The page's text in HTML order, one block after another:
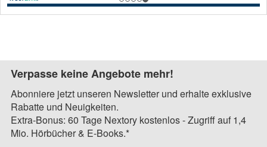
Verpasse keine Angebote mehr!
Abonniere jetzt unseren Newsletter und erhalte exklusive
Rabatte und Neuigkeiten.
Extra-Bonus: 60 Tage Nextory kostenlos - Zugriff auf 1,4
Mio. Hörbücher & E-Books.*